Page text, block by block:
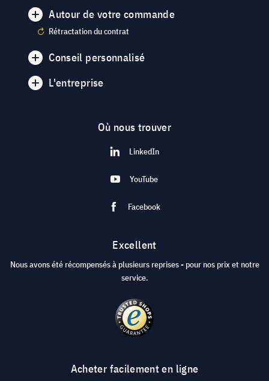
Autour de votre commande
Rétractation du contrat
Conseil personnalisé
L'entreprise
Où nous trouver
LinkedIn
YouTube
Facebook
Excellent
Nous avons été récompensés à plusieurs reprises - pour nos prix et notre
service.
Acheter facilement en ligne